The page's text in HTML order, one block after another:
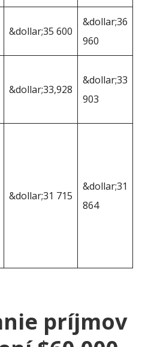
&dollar;35 600
&dollar;36
960
&dollar;33,928
&dollar;33
903
&dollar;31 715
&dollar;31
864
príjmov